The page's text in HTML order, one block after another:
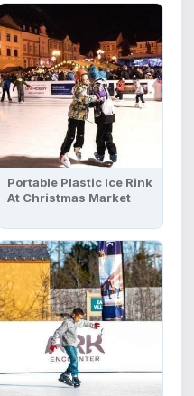
Portable Plastic Ice Rink
At Christmas Market